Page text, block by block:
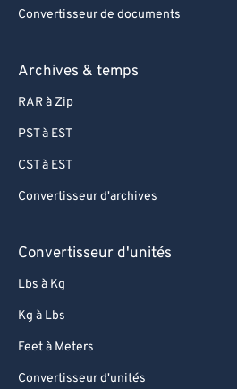
Convertisseur de documents
Archives & temps
RAR à Zip
PST à EST
CST à EST
Convertisseur d'archives
Convertisseur d'unités
Lbs à Kg
Kg à Lbs
Feet à Meters
Convertisseur d'unités